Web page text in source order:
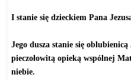
I stanie się dzieckiem Pana
Jego dusza stanie się
pieczołowitą opieką wspólnej
niebie.